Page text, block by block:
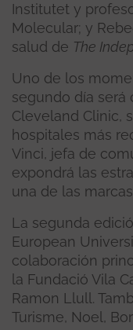
Institutet y
Molecular; y
salud de The
Uno de los
segundo día será
Cleveland Clinic,
hospitales más
Vinci, jefa de
expondrá las
una de las
La segunda
European
colaboración
la Fundació Vila
Ramon Llull.
Turisme, Noel,